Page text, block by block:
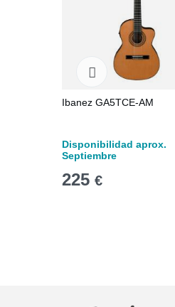
Ibanez GA5TCE-AM
Disponibilidad aprox.
Septiembre
225 €